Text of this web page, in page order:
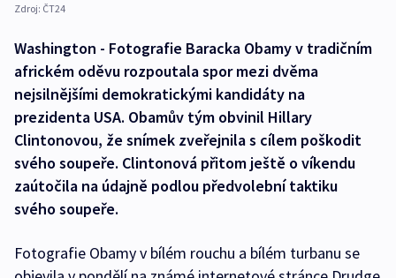
Zdroj: ČT24
Washington - Fotografie Baracka Obamy v tradičním
africkém oděvu rozpoutala spor mezi dvěma
nejsilnějšími demokratickými kandidáty na
prezidenta USA. Obamův tým obvinil Hillary
Clintonovou, že snímek zveřejnila s cílem poškodit
svého soupeře. Clintonová přitom ještě o víkendu
zaútočila na údajně podlou předvolební taktiku
svého soupeře.
Fotografie Obamy v bílém rouchu a bílém turbanu se